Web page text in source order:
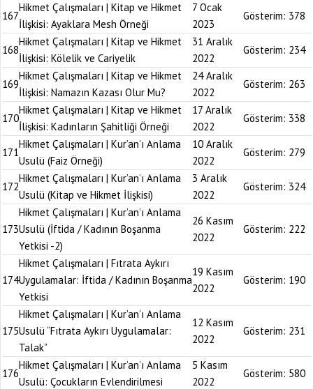
167
Hikmet Çalışmaları | Kitap ve Hikmet
İlişkisi: Ayaklara Mesh Örneği
7 Ocak
2023
Gösterim: 378
168
Hikmet Çalışmaları | Kitap ve Hikmet
İlişkisi: Kölelik ve Cariyelik
31 Aralık
2022
Gösterim: 234
169
Hikmet Çalışmaları | Kitap ve Hikmet
İlişkisi: Namazın Kazası Olur Mu?
24 Aralık
2022
Gösterim: 263
170
Hikmet Çalışmaları | Kitap ve Hikmet
İlişkisi: Kadınların Şahitliği Örneği
17 Aralık
2022
Gösterim: 338
171
Hikmet Çalışmaları | Kur’an’ı Anlama
Usulü (Faiz Örneği)
10 Aralık
2022
Gösterim: 279
172
Hikmet Çalışmaları | Kur’an’ı Anlama
Usulü (Kitap ve Hikmet İlişkisi)
3 Aralık
2022
Gösterim: 324
173
Hikmet Çalışmaları | Kur’an’ı Anlama
Usulü (İftida / Kadının Boşanma
Yetkisi -2)
26 Kasım
2022
Gösterim: 222
174
Hikmet Çalışmaları | Fıtrata Aykırı
Uygulamalar: İftida / Kadının Boşanma
Yetkisi
19 Kasım
2022
Gösterim: 190
175
Hikmet Çalışmaları | Kur’an’ı Anlama
Usulü “Fıtrata Aykırı Uygulamalar:
Talak”
12 Kasım
2022
Gösterim: 231
176
Hikmet Çalışmaları | Kur’an’ı Anlama
Usulü: Çocukların Evlendirilmesi
5 Kasım
2022
Gösterim: 580